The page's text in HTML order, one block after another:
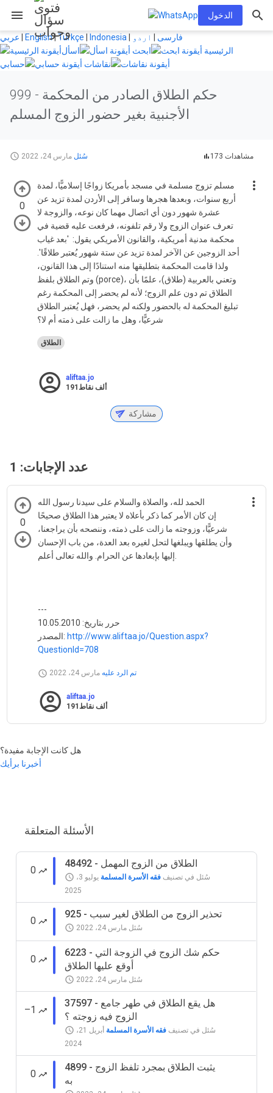
menu الدخول
عربي English|Türkçe Indonesia فارسی
اردو
الرئيسية
ابحث
اسأل
نقاشات
حسابي
999 - حكم الطلاق الصادر من المحكمة
الأجنبية بغير حضور الزوج المسلم
سُئل مارس 24، 2022 173 مشاهدات
0
مسلم تزوج مسلمة في مسجد بأمريكا زواجًا إسلاميًّا، لمدة
أربع سنوات، وبعدها هجرها وسافر إلى الأردن لمدة تزيد عن
عشرة شهور دون أي اتصال مهما كان نوعه، والزوجة لا
تعرف عنوان الزوج ولا رقم تلفونه، فرفعت عليه قضية في
محكمة مدنية أمريكية، والقانون الأمريكي يقول: 'بعد غياب
أحد الزوجين عن الآخر لمدة تزيد عن ستة شهور يُعتبر طلاقًا'.
ولذا قامت المحكمة بتطليقها منه استنادًا إلى هذا القانون،
وتم الطلاق بلفظ (porce)، وتعني بالعربية (طلاق)، علمًا بأن
الطلاق تم دون علم الزوج؛ لأنه لم يحضر إلى المحكمة رغم
تبليغ المحكمة له بالحضور ولكنه لم يحضر، فهل يُعتبر الطلاق
شرعيًّا، وهل ما زالت على ذمته أم لا؟
الطلاق
aliftaa.jo
191ألفنقاط
مشاركة
عدد الإجابات: 1
0
الحمد لله، والصلاة والسلام على سيدنا رسول الله
إن كان الأمر كما ذكر بأعلاه لا يعتبر هذا الطلاق صحيحًا
شرعيًّا، وزوجته ما زالت على ذمته، وننصحه بأن يراجعنا،
وأن يطلقها ويبلغها لتحل لغيره بعد العدة، من باب الإحسان
---
حرر بتاريخ: 10.05.2010
المصدر: http://www.aliftaa.jo/Question.aspx?
QuestionId=708
تم الرد عليه مارس 24، 2022
aliftaa.jo
191ألفنقاط
هل كانت الإجابة مفيدة؟
أخبرنا برأيك
الأسئلة المتعلقة
0
48492 - الطلاق من الزوج المهمل
سُئل في تصنيف فقه الأسرة المسلمة
يوليو 3،
2025
0
925 - تحذير الزوج من الطلاق لغير سبب
سُئل مارس 24، 2022
0
6223 - حكم شك الزوج في الزوجة التي
أوقع عليها الطلاق
سُئل مارس 24، 2022
–1
37597 - هل يقع الطلاق في طهر جامع
الزوج فيه زوجته ؟
سُئل في تصنيف فقه الأسرة المسلمة
أبريل 21،
2024
0
4899 - يثبت الطلاق بمجرد تلفظ الزوج
به